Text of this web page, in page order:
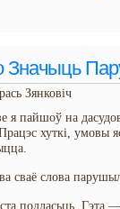
Значыць
Зянковіч
я пайшоў на
хуткі, умовы
сваё слова
подласьць.